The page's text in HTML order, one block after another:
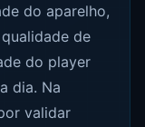
do aparelho,
de
do player
dia. Na
validar